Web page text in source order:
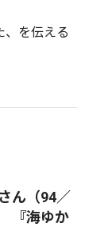
、を伝える
ん（94／
『海ゆか